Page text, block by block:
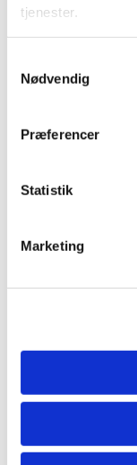
tjenester.
Nødvendig
Præferencer
Statistik
Marketing
Du vil